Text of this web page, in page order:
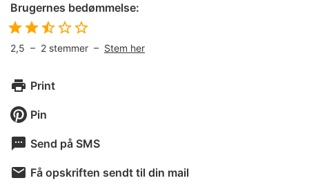
Brugernes bedømmelse:
2,5 – 2 stemmer – Stem her
Print
Pin
Send på SMS
Få opskriften sendt til din mail